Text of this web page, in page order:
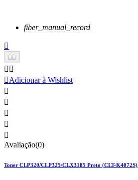
fiber_manual_record

 
 
Adicionar à Wishlist





Avaliação(0)
Toner CLP320/CLP325/CLX3185 Preto (CLT-K4072S)